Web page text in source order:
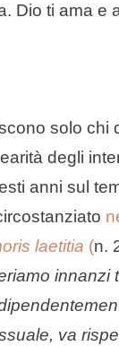
Dio ti ama e
solo chi
degli
anni sul
laetitia (n.
innanzi
va